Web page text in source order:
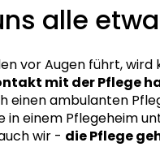
alle
vor Augen führt, wird
mit der Pflege
einen ambulanten
in einem Pflegeheim
wir - die Pflege